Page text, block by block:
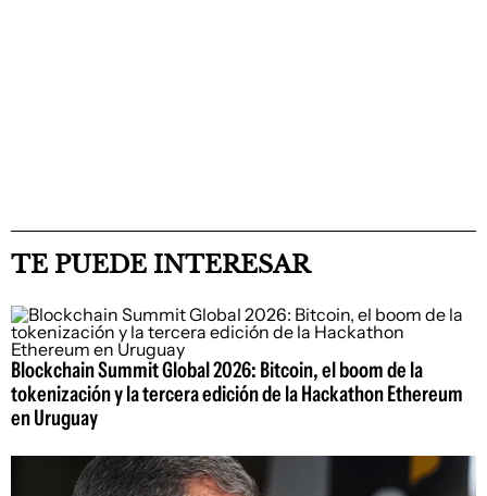
TE PUEDE INTERESAR
Blockchain Summit Global 2026: Bitcoin, el boom de la
tokenización y la tercera edición de la Hackathon Ethereum
en Uruguay